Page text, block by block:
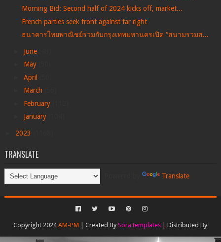
Morning Bid: Second half of 2024 kicks off, market...
French parties seek front against far right
ธนาคารไทยพาณิชย์ร่วมกับกรุงเทพมหานครเปิด “สนามรวมส...
June
May
April
March
February
January
2023
TRANSLATE
Translate
Copyright 2024AM-PM | Created BySoraTemplates | Distributed By